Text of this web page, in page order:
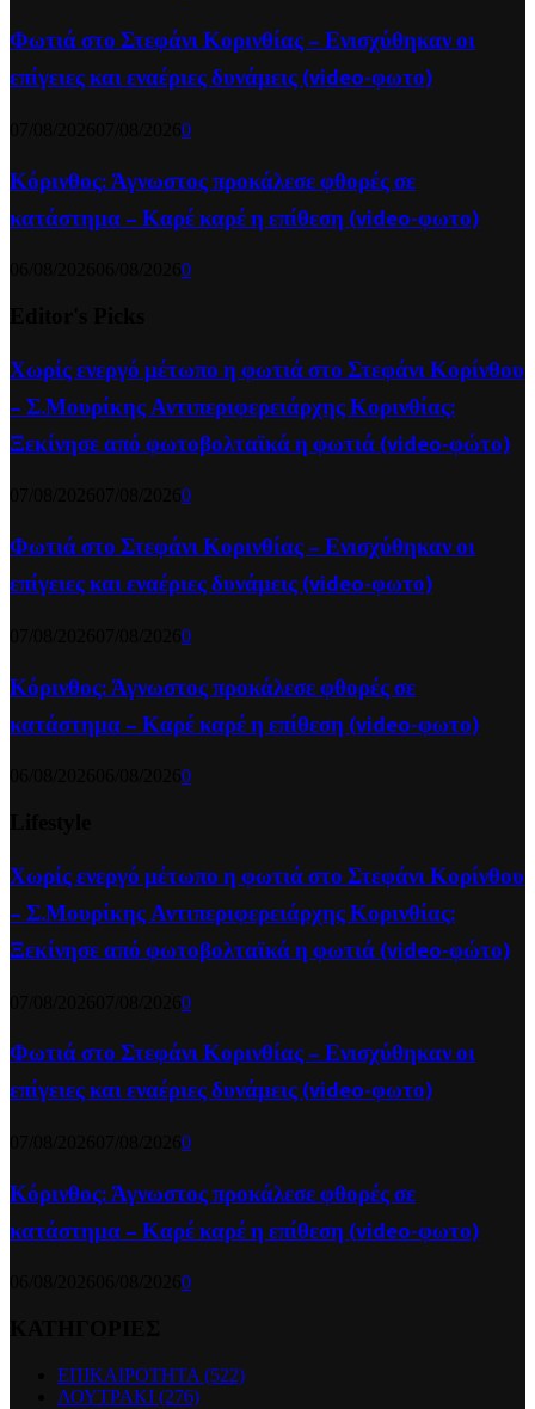
Φωτιά στο Στεφάνι Κορινθίας – Ενισχύθηκαν οι
επίγειες και εναέριες δυνάμεις (video-φωτο)
0
Κόρινθος: Άγνωστος προκάλεσε φθορές σε
κατάστημα – Καρέ καρέ η επίθεση (video-φωτο)
0
Χωρίς ενεργό μέτωπο η φωτιά στο Στεφάνι Κορίνθου
– Σ.Μουρίκης Αντιπεριφερειάρχης Κορινθίας:
Ξεκίνησε από φωτοβολταϊκά η φωτιά (video-φώτο)
0
Φωτιά στο Στεφάνι Κορινθίας – Ενισχύθηκαν οι
επίγειες και εναέριες δυνάμεις (video-φωτο)
0
Κόρινθος: Άγνωστος προκάλεσε φθορές σε
κατάστημα – Καρέ καρέ η επίθεση (video-φωτο)
0
Χωρίς ενεργό μέτωπο η φωτιά στο Στεφάνι Κορίνθου
– Σ.Μουρίκης Αντιπεριφερειάρχης Κορινθίας:
Ξεκίνησε από φωτοβολταϊκά η φωτιά (video-φώτο)
0
Φωτιά στο Στεφάνι Κορινθίας – Ενισχύθηκαν οι
επίγειες και εναέριες δυνάμεις (video-φωτο)
0
Κόρινθος: Άγνωστος προκάλεσε φθορές σε
κατάστημα – Καρέ καρέ η επίθεση (video-φωτο)
0
ΕΠΙΚΑΙΡΟΤΗΤΑ (522)
ΛΟΥΤΡΑΚΙ (276)